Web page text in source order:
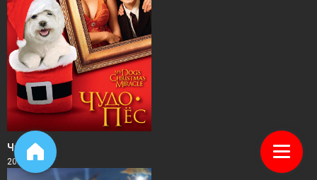
Чудо-пес
2011, США